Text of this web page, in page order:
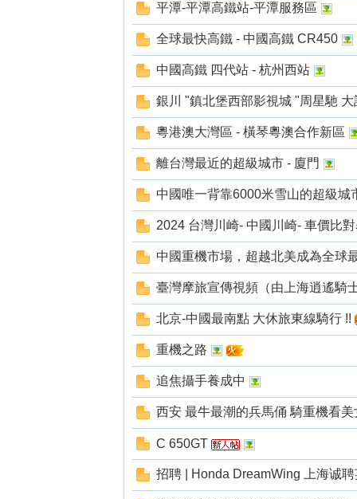
平潭-平潭高鐵站-平潭服務區
全球最快高鐵 - 中國高鐵 CR450
中國高鐵 四代站 - 杭州西站
銀川 "鎮北堡西部影視城 "周星馳
粵港澳大灣區 - 橫琴粵澳合作新區
離台灣最近的超級城市 - 廈門
中國唯一背靠6000米雪山的超級城
2024 台灣川崎- 中國川崎- 車價比
中國重機市場，超越北美成為全球
臺灣摩旅宣傳視頻（由上海逍遙騎
北京-中國最南點 大休旅東線騎行 !!
重機之路
追焦攝手養成中
西安 最牛最潮的兵馬俑 騎重機看美
C 650GT
招聘 | Honda DreamWing 上海诚